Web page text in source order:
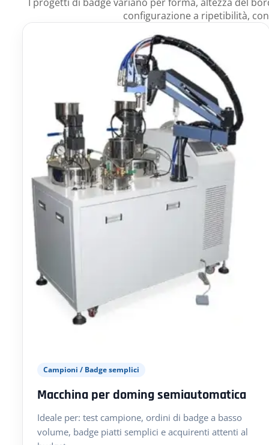
configurazione a ripetibilità,
Campioni / Badge semplici
Macchina per doming semiautomatica
Ideale per: test campione, ordini di badge a basso
volume, badge piatti semplici e acquirenti attenti al